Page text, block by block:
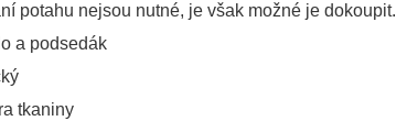
potahu nejsou nutné, je však možné je dokoupit.
a podsedák
tkaniny